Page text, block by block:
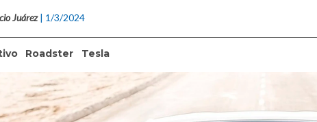
Juárez | 1/3/2024
Roadster Tesla